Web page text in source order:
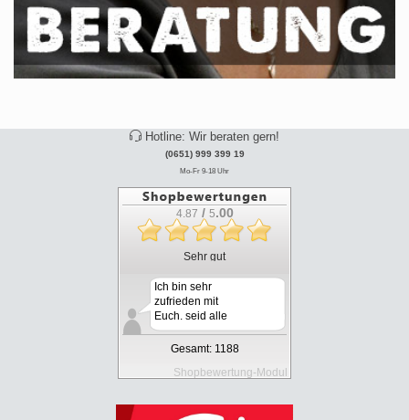
Hotline: Wir beraten gern!
(0651) 999 399 19
Mo-Fr 9-18 Uhr
4.87 / 5.00
Sehr gut
Ich bin sehr
zufrieden mit
Euch. seid alle
nett und ...
Gesamt: 1188
Shopbewertung-Modul